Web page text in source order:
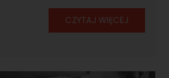
CZYTAJ WIĘCEJ